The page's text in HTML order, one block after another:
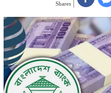
Shares